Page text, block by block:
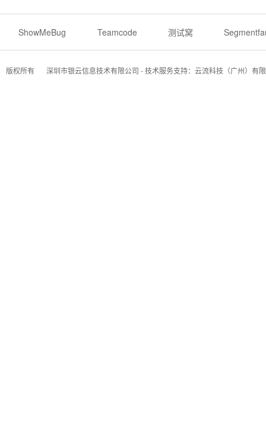
ShowMeBug Teamcode 测试窝
版权所有 深圳市银云信息技术有限公司 - 技术服务支持：云流科技（广州）有